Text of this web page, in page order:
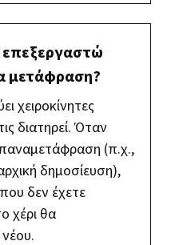
επεξεργαστώ
μετάφραση?
χειροκίνητες
διατηρεί. Όταν
(π.χ.,
δημοσίευση),
δεν έχετε
χέρι θα